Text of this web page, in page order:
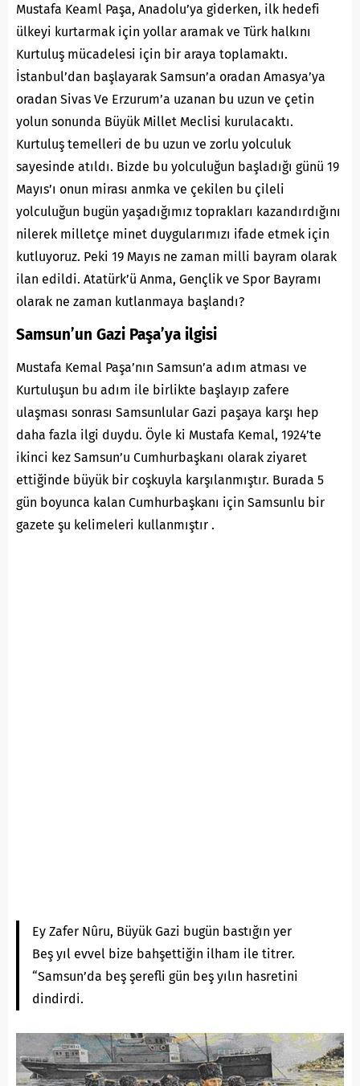
Mustafa Keaml Paşa, Anadolu’ya giderken, ilk hedefi
ülkeyi kurtarmak için yollar aramak ve Türk halkını
Kurtuluş mücadelesi için bir araya toplamaktı.
İstanbul’dan başlayarak Samsun’a oradan Amasya’ya
oradan Sivas Ve Erzurum’a uzanan bu uzun ve çetin
yolun sonunda Büyük Millet Meclisi kurulacaktı.
Kurtuluş temelleri de bu uzun ve zorlu yolculuk
sayesinde atıldı. Bizde bu yolculuğun başladığı günü 19
Mayıs’ı onun mirası anmka ve çekilen bu çileli
yolculuğun bugün yaşadığımız toprakları kazandırdığını
nilerek milletçe minet duygularımızı ifade etmek için
kutluyoruz. Peki 19 Mayıs ne zaman milli bayram olarak
ilan edildi. Atatürk’ü Anma, Gençlik ve Spor Bayramı
olarak ne zaman kutlanmaya başlandı?
Samsun’un Gazi Paşa’ya ilgisi
Mustafa Kemal Paşa’nın Samsun’a adım atması ve
Kurtuluşun bu adım ile birlikte başlayıp zafere
ulaşması sonrası Samsunlular Gazi paşaya karşı hep
daha fazla ilgi duydu. Öyle ki Mustafa Kemal, 1924’te
ikinci kez Samsun’u Cumhurbaşkanı olarak ziyaret
ettiğinde büyük bir coşkuyla karşılanmıştır. Burada 5
gün boyunca kalan Cumhurbaşkanı için Samsunlu bir
gazete şu kelimeleri kullanmıştır .
Ey Zafer Nûru, Büyük Gazi bugün bastığın yer
Beş yıl evvel bize bahşettiğin ilham ile titrer.
“Samsun’da beş şerefli gün beş yılın hasretini
dindirdi.